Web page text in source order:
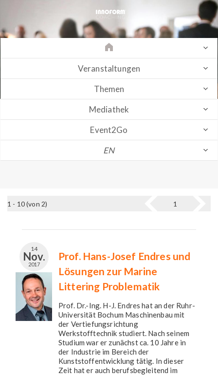
Veranstaltungen
Themen
Mediathek
Event2Go
EN
1 - 10 (von 2) 1
14
Nov.
2017
Prof. Hans-Josef Endres und
Lösungen zur Marine
Littering Problematik
Prof. Dr.-Ing. H-J. Endres hat an der Ruhr-
Universität Bochum Maschinenbau mit
der Vertiefungsrichtung
Werkstofftechnik studiert. Nach seinem
Studium war er zunächst ca. 10 Jahre in
der Industrie im Bereich der
Kunststoffentwicklung tätig. In dieser
Zeit hat er auch berufsbegleitend im